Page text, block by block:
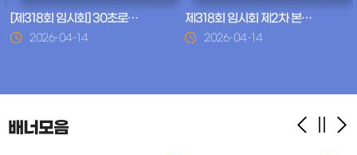
[제318회 임시회] 30초로 보는 의정 하이라이트
2026-04-14
제318회 임시회 제2차 본회의 황민철 의원 5분 자유발언
2026-04-14
배너모음